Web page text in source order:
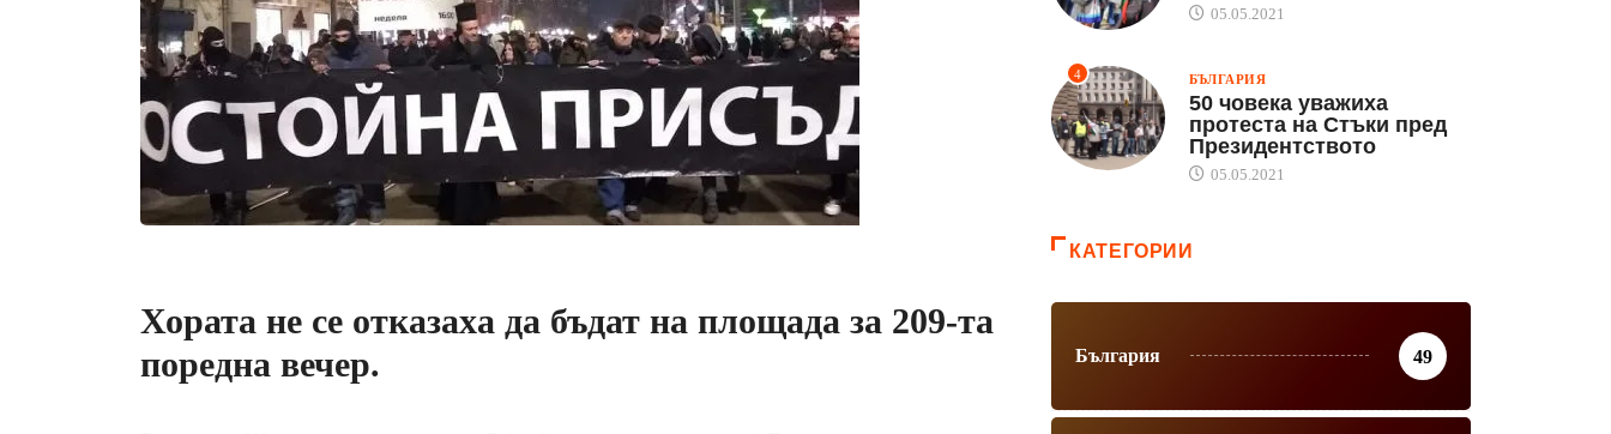
Хората не се отказаха да бъдат на площада за 209-та
поредна вечер.
05.05.2021
4 БЪЛГАРИЯ
50 човека уважиха
протеста на Стъки пред
Президентството
05.05.2021
КАТЕГОРИИ
България 49